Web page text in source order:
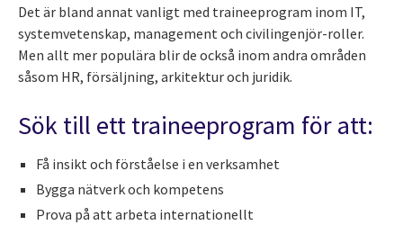
Det är bland annat vanligt med traineeprogram inom IT,
systemvetenskap, management och civilingenjör-roller.
Men allt mer populära blir de också inom andra områden
såsom HR, försäljning, arkitektur och juridik.
Sök till ett traineeprogram för att:
Få insikt och förståelse i en verksamhet
Bygga nätverk och kompetens
Prova på att arbeta internationellt